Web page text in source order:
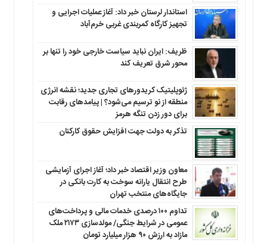
استاندار لرستان خبر داد: آغاز عملیات اجرایی و
تجهیز کارگاه کمربندی غربی خرم‌آباد
ظریف: ایران نباید سیاست خارجی خود را تنها بر
محور شرق تعریف کند
ژئوپلیتیک کریدورهای تجاری جدید؛ نقشه انرژی
منطقه‌ از نو ترسیم می‌شود؟ | پیامدهای رقابت
برای دور زدن تنگه هرمز
تذکر به دولت جهت افزایش حقوق کارکنان ‌
معاون وزیر اقتصاد خبر داد؛ آغاز اجرای آزمایشی
طرح انتقال یارانه سوخت به کارت بانکی در
جایگاه‌های منتخب تهران
تداوم ۱۰۰ درصدی خدمات مالی و پرداخت‌های
عمومی در شرایط جنگی/ مولدسازی ۲۱۷۳ ملک
مازاد به ارزش ۹۰ هزار میلیارد تومان